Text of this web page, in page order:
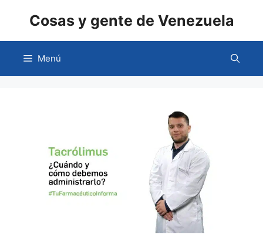
Cosas y gente de Venezuela
Menú